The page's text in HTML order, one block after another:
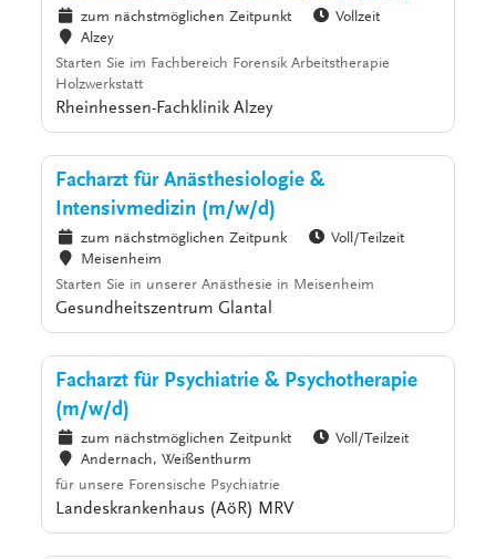
zum nächstmöglichen Zeitpunkt
Vollzeit
Alzey
Starten Sie im Fachbereich Forensik Arbeitstherapie
Holzwerkstatt
Rheinhessen-Fachklinik Alzey
Facharzt für Anästhesiologie &
Intensivmedizin (m/w/d)
zum nächstmöglichen Zeitpunk
Voll/Teilzeit
Meisenheim
Starten Sie in unserer Anästhesie in Meisenheim
Gesundheitszentrum Glantal
Facharzt für Psychiatrie & Psychotherapie
(m/w/d)
zum nächstmöglichen Zeitpunkt
Voll/Teilzeit
Andernach, Weißenthurm
für unsere Forensische Psychiatrie
Landeskrankenhaus (AöR) MRV